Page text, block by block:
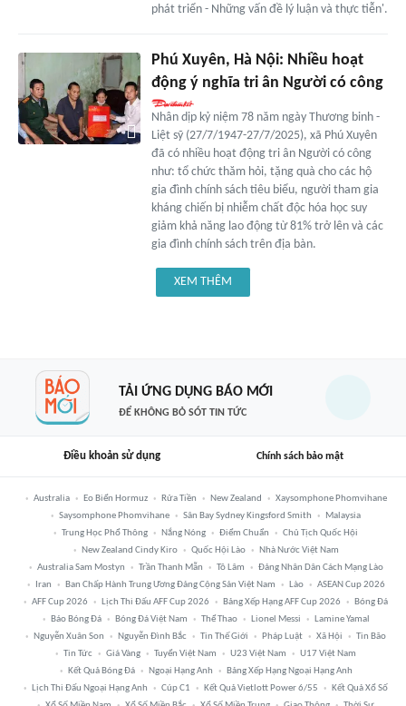
phát triển - Những vấn đề lý luận và thực tiễn'.
Phú Xuyên, Hà Nội: Nhiều hoạt
động ý nghĩa tri ân Người có công
Nhân dịp kỷ niệm 78 năm ngày Thương binh -
Liệt sỹ (27/7/1947-27/7/2025), xã Phú Xuyên
đã có nhiều hoạt động tri ân Người có công
như: tổ chức thăm hỏi, tặng quà cho các hộ
gia đình chính sách tiêu biểu, người tham gia
kháng chiến bị nhiễm chất độc hóa học suy
giảm khả năng lao động từ 81% trở lên và các
gia đình chính sách trên địa bàn.
XEM THÊM
TẢI ỨNG DỤNG BÁO MỚI
ĐỂ KHÔNG BỎ SÓT TIN TỨC
Điều khoản sử dụng Chính sách bảo mật
Australia Eo Biển Hormuz Rửa Tiền New Zealand
Xaysomphone Phomvihane
Saysomphone Phomvihane
Sân Bay Sydney Kingsford Smith
Malaysia
Trung Học Phổ Thông
Nắng Nóng Điểm Chuẩn
Chủ Tịch Quốc Hội
New Zealand Cindy Kiro
Quốc Hội Lào
Nhà Nước Việt Nam
Australia Sam Mostyn
Trần Thanh Mẫn Tô Lâm
Đảng Nhân Dân Cách Mạng Lào
Iran
Ban Chấp Hành Trung Ương Đảng Cộng Sản Việt Nam Lào
ASEAN Cup 2026
AFF Cup 2026
Lịch Thi Đấu AFF Cup 2026 Bảng Xếp Hạng AFF Cup 2026
Bóng Đá
Báo Bóng Đá
Bóng Đá Việt Nam Thể Thao Lionel Messi
Lamine Yamal
Nguyễn Xuân Son
Nguyễn Đình Bắc Tin Thế Giới Pháp Luật Xã Hội
Tin Bão
Tin Tức
Giá Vàng Tuyển Việt Nam U23 Việt Nam
U17 Việt Nam
Kết Quả Bóng Đá
Ngoại Hạng Anh
Bảng Xếp Hạng Ngoại Hạng Anh
Lịch Thi Đấu Ngoại Hạng Anh
Cúp C1 Kết Quả Vietlott Power 6/55
Kết Quả Xổ Số